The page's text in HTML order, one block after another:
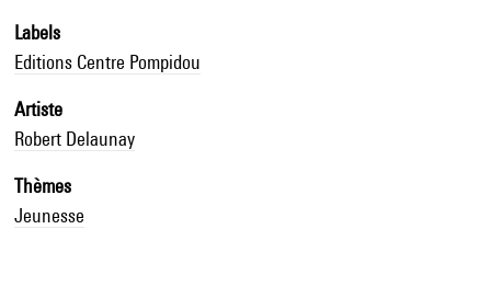
Labels
Editions Centre Pompidou
Artiste
Robert Delaunay
Thèmes
Jeunesse